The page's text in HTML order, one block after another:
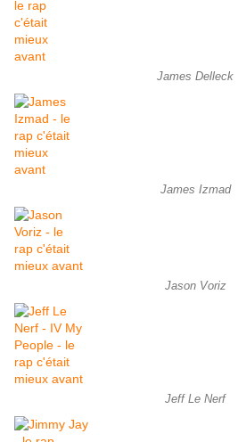
James Delleck
James Izmad
Jason Voriz
Jeff Le Nerf